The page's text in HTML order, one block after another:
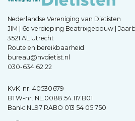
Nederlandse Vereniging van Diëtisten
JIM | 6e verdieping Beatrixgebouw |
3521 AL Utrecht
Route en bereikbaarheid
bureau@nvdietist.nl
030-634 62 22
KvK-nr. 40530679
BTW-nr. NL.0088.54.117.B01
Bank: NL97 RABO 013 54 05 750